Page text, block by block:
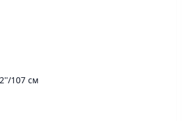
107 см